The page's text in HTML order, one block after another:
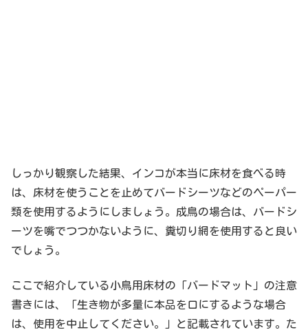
しっかり観察した結果、インコが本当に床材を食べる時
は、床材を使うことを止めてバードシーツなどのペーパー
類を使用するようにしましょう。成鳥の場合は、バードシ
ーツを嘴でつつかないように、糞切り網を使用すると良い
でしょう。
ここで紹介している小鳥用床材の「バードマット」の注意
書きには、「生き物が多量に本品を口にするような場合
は、使用を中止してください。」と記載されています。た